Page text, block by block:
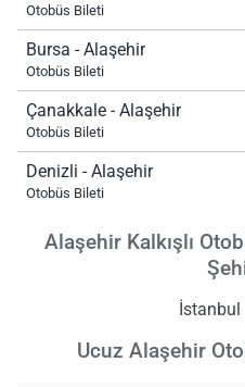
Otobüs Bileti
Bursa - Alaşehir
Otobüs Bileti
Çanakkale - Alaşehir
Otobüs Bileti
Denizli - Alaşehir
Otobüs Bileti
Alaşehir Kalkışlı
İstanbul
Ucuz Alaşehir